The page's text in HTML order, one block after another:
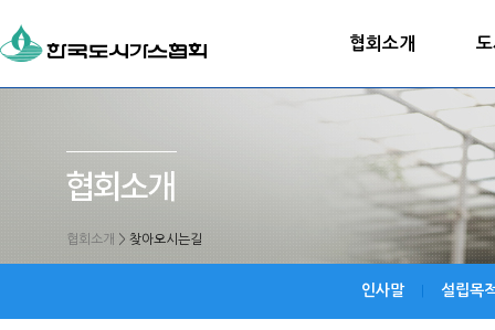
협회소개
협회소개 > 찾아오시는길
인사말 설립목